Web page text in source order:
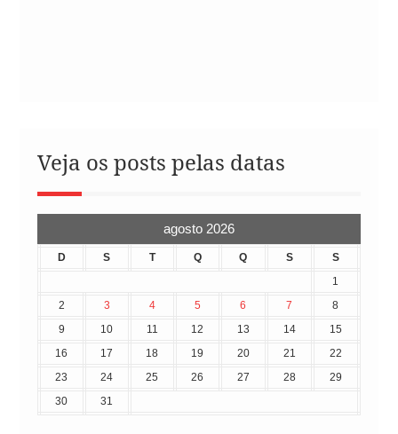
Veja os posts pelas datas
agosto 2026
D S T Q Q S
S
1
2
3 4 5 6 7
8
9
10 11 12 13 14
15
16
17 18 19 20 21
22
23
24 25 26 27 28
29
30
31